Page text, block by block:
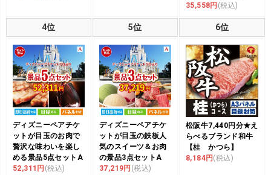
35,558円 (税込)
4位 5位 6位
ディズニーペアチケ
ットが目玉のお肉で
贅沢な味わいを楽し
める景品5点セットA
52,311円 (税込)
ディズニーペアチケ
ットが目玉の鉄板人
気のスイーツ＆お肉
の景品3点セットA
37,219円 (税込)
松阪牛7,440円分★え
らべるブランド和牛
【桂 かつら】
8,184円 (税込)